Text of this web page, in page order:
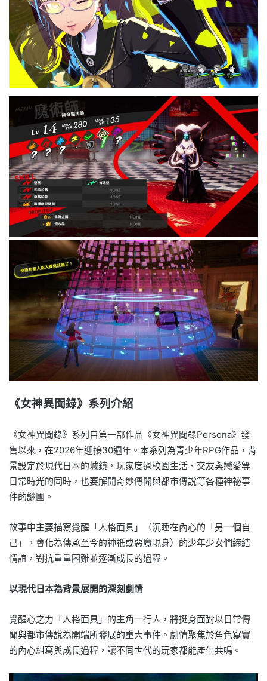
《女神異聞錄》系列介紹
《女神異聞錄》系列自第一部作品《女神異聞錄Persona》發
售以來，在2026年迎接30週年。本系列為青少年RPG作品，背
景設定於現代日本的城鎮，玩家度過校園生活、交友與戀愛等
日常時光的同時，也要解開奇妙傳聞與都市傳說等各種神祕事
件的謎團。
故事中主要描寫覺醒「人格面具」（沉睡在內心的「另一個自
己」，會化為傳承至今的神祇或惡魔現身）的少年少女們締結
情誼，對抗重重困難並逐漸成長的過程。
以現代日本為背景展開的深刻劇情
覺醒心之力「人格面具」的主角一行人，將挺身面對以日常傳
聞與都市傳說為開端所發展的重大事件。劇情聚焦於角色寫實
的內心糾葛與成長過程，讓不同世代的玩家都能產生共鳴。